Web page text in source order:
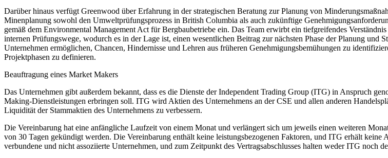
Darüber hinaus verfügt Greenwood über Erfahrung in der strategischen Beratung zur Planung von
Minenplanung sowohl den Umweltprüfungsprozess in British Columbia als auch zukünftige
gemäß dem Environmental Management Act für Bergbaubetriebe ein. Das Team erwirbt ein tiefgreifendes
internen Prüfungswege, wodurch es in der Lage ist, einen wesentlichen Beitrag zur nächsten Phase der Planung
Unternehmen ermöglichen, Chancen, Hindernisse und Lehren aus früheren Genehmigungsbemühungen zu
Projektphasen zu definieren.
Beauftragung eines Market Makers
Das Unternehmen gibt außerdem bekannt, dass es die Dienste der Independent Trading Group (ITG) in Anspruch
Making-Dienstleistungen erbringen soll. ITG wird Aktien des Unternehmens an der CSE und allen anderen
Liquidität der Stammaktien des Unternehmens zu verbessern.
Die Vereinbarung hat eine anfängliche Laufzeit von einem Monat und verlängert sich um jeweils einen weiteren
von 30 Tagen gekündigt werden. Die Vereinbarung enthält keine leistungsbezogenen Faktoren, und ITG erhält
verbundene und nicht assoziierte Unternehmen, und zum Zeitpunkt des Vertragsabschlusses halten weder ITG noch